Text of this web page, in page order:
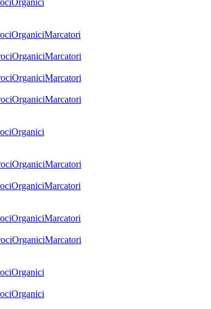
OrganiciMarcatori
OrganiciMarcatori
OrganiciMarcatori
OrganiciMarcatori
Organici
OrganiciMarcatori
OrganiciMarcatori
OrganiciMarcatori
OrganiciMarcatori
Organici
Organici